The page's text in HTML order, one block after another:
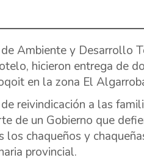
Ambiente y Desarrollo
hicieron entrega de
en la zona El
reivindicación a las
de un Gobierno que
los chaqueños y
provincial.